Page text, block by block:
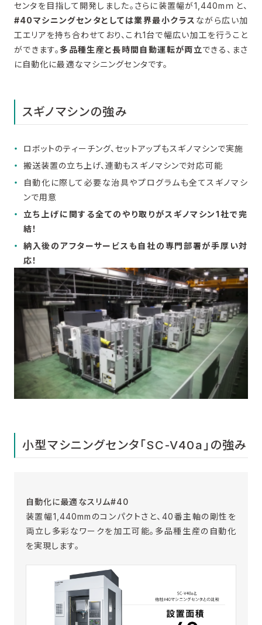
センタを目指して開発しました。さらに装置幅が1,440mｍと、
#40マシニングセンタとしては業界最小クラス ながら広い加
工エリアを持ち合わせており、これ1台で幅広い加工を行うこと
ができます。多品種生産と長時間自動運転が両立できる、まさ
に自動化に最適なマシニングセンタです。
スギノマシンの強み
ロボットのティーチング、セットアップもスギノマシンで実施
搬送装置の立ち上げ、連動もスギノマシンで対応可能
自動化に際して必要な治具やプログラムも全てスギノマシ
ンで用意
立ち上げに関する全てのやり取りがスギノマシン1社で完
結！
納入後のアフターサービスも自社の専門部署が手厚い対
応！
小型マシニングセンタ「SC-V40a」の強み
自動化に最適なスリム#40
装置幅1,440mmのコンパクトさと、40番主軸の剛性を
両立し多彩なワークを加工可能。多品種生産の自動化
を実現します。